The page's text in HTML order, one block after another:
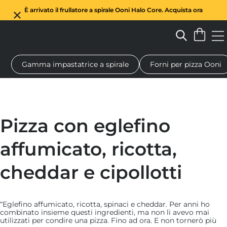
È arrivato il frullatore a spirale Ooni Halo Core. Acquista ora
Forno a legna per pizza Impastatrice a spirale Regali
Gamma impastatrice a spirale Forni per pizza Ooni
Pizza con eglefino
affumicato, ricotta,
cheddar e cipollotti
“Eglefino affumicato, ricotta, spinaci e cheddar. Per anni ho
combinato insieme questi ingredienti, ma non li avevo mai
utilizzati per condire una pizza. Fino ad ora. E non tornerò più